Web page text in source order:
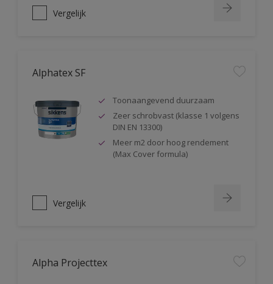
Vergelijk
Alphatex SF
Toonaangevend duurzaam
Zeer schrobvast (klasse 1 volgens
DIN EN 13300)
Meer m2 door hoog rendement
(Max Cover formula)
Vergelijk
Alpha Projecttex